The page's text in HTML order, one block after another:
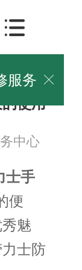
服务 
使用
中心
士手
便
魅
士防